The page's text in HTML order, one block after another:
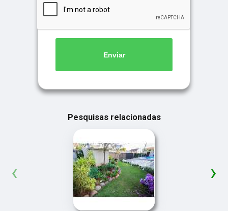
Enviar
Pesquisas relacionadas
‹ ›